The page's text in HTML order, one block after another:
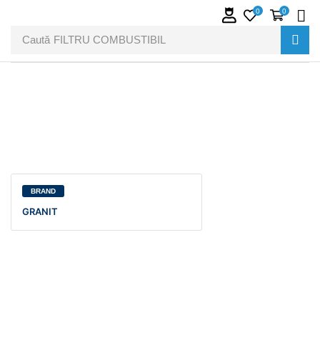
Caută FILTRU COMBUSTIBIL
0 0
BRAND
GRANIT